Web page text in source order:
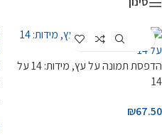
Customize
הדפסת תמונה על עץ, מידות: 14 על
14
₪67.50